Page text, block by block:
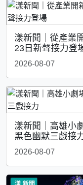
漾新聞｜從產業
23日新聲接力登
2026-08-07
漾新聞｜高雄小
黑色幽默三戲接
2026-08-07